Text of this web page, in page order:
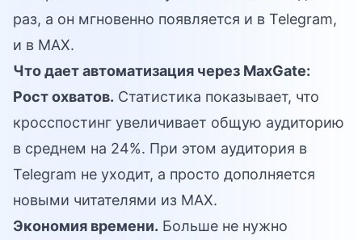
раз, а он мгновенно появляется и в Telegram,
и в MAX.
Что дает автоматизация через MaxGate:
Рост охватов. Статистика показывает, что
кросспостинг увеличивает общую аудиторию
в среднем на 24%. При этом аудитория в
Telegram не уходит, а просто дополняется
новыми читателями из MAX.
Экономия времени. Больше не нужно